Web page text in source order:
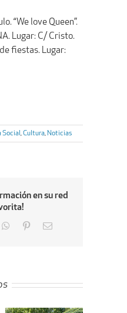
“We love Queen”.
Lugar: C/ Cristo.
fiestas. Lugar:
Social,Cultura, Noticias
en su red
WhatsApp
PinterestEmail